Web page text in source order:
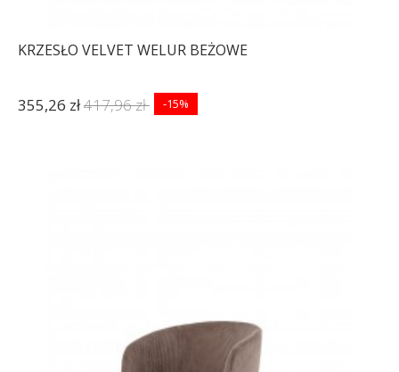
KRZESŁO VELVET WELUR BEŻOWE
355,26 zł417,96 zł -15%